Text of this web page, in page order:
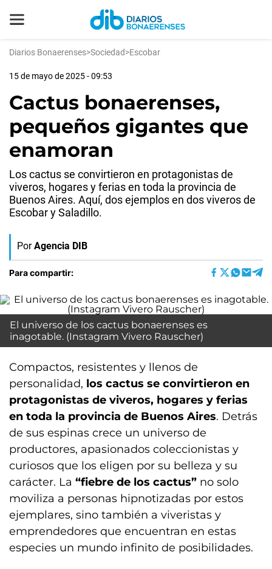
Diarios Bonaerenses>Sociedad>Escobar
15 de mayo de 2025 - 09:53
Cactus bonaerenses,
pequeños gigantes que
enamoran
Los cactus se convirtieron en protagonistas de
viveros, hogares y ferias en toda la provincia de
Buenos Aires. Aquí, dos ejemplos en dos viveros de
Escobar y Saladillo.
Por Agencia DIB
Para compartir:
El universo de los cactus bonaerenses es
inagotable. (Instagram Vivero Rauscher)
Compactos, resistentes y llenos de
personalidad, los cactus se convirtieron en
protagonistas de viveros, hogares y ferias
en toda la provincia de Buenos Aires. Detrás
de sus espinas crece un universo de
productores, apasionados coleccionistas y
curiosos que los eligen por su belleza y su
carácter. La “fiebre de los cactus” no solo
moviliza a personas hipnotizadas por estos
ejemplares, sino también a viveristas y
emprendedores que encuentran en estas
especies un mundo infinito de posibilidades.